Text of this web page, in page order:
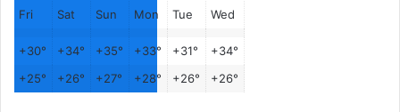
Fri
Sat Sun Mon Tue Wed
+30° +34° +35° +33° +31° +34°
+25° +26° +27° +28° +26° +26°